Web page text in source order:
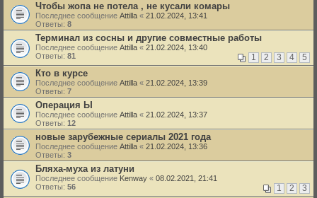
Чтобы жопа не потела , не кусали комары
Последнее сообщение Attilla « 21.02.2024, 13:41
Ответы: 8
Терминал из сосны и другие совместные работы
Последнее сообщение Attilla « 21.02.2024, 13:40
Ответы: 81 1 2 3 4 5
Кто в курсе
Последнее сообщение Attilla « 21.02.2024, 13:39
Ответы: 7
Операция Ы
Последнее сообщение Attilla « 21.02.2024, 13:37
Ответы: 12
новые зарубежные сериалы 2021 года
Последнее сообщение Attilla « 21.02.2024, 13:36
Ответы: 3
Бляха-муха из латуни
Последнее сообщение Kenway « 08.02.2021, 21:41
Ответы: 56 1 2 3